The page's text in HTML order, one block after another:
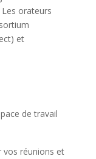
orateurs
et
de travail
vos réunions et